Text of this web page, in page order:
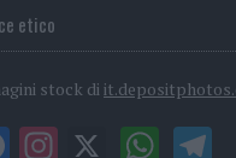
etico
stock di